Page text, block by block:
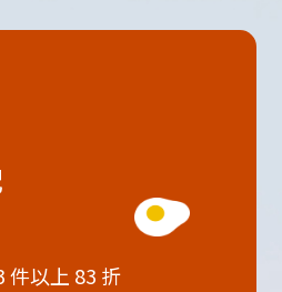
件以上 83 折